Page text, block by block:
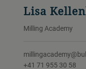
Lisa
Milling Academy
+41 71 955 30 58